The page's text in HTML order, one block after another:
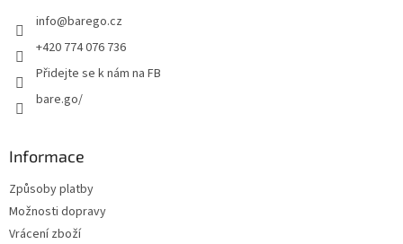
info@barego.cz
+420 774 076 736
Přidejte se k nám na FB
bare.go/
Informace
Způsoby platby
Možnosti dopravy
Vrácení zboží